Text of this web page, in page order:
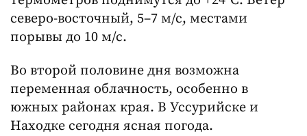
северо-восточный, 5–7 м/с, местами
порывы до 10 м/с.
Во второй половине дня возможна
переменная облачность, особенно в
южных районах края. В Уссурийске и
Находке сегодня ясная погода.